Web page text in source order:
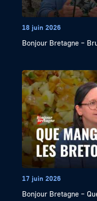
18 juin 2026
Bonjour Bretagne –
17 juin 2026
Bonjour Bretagne –